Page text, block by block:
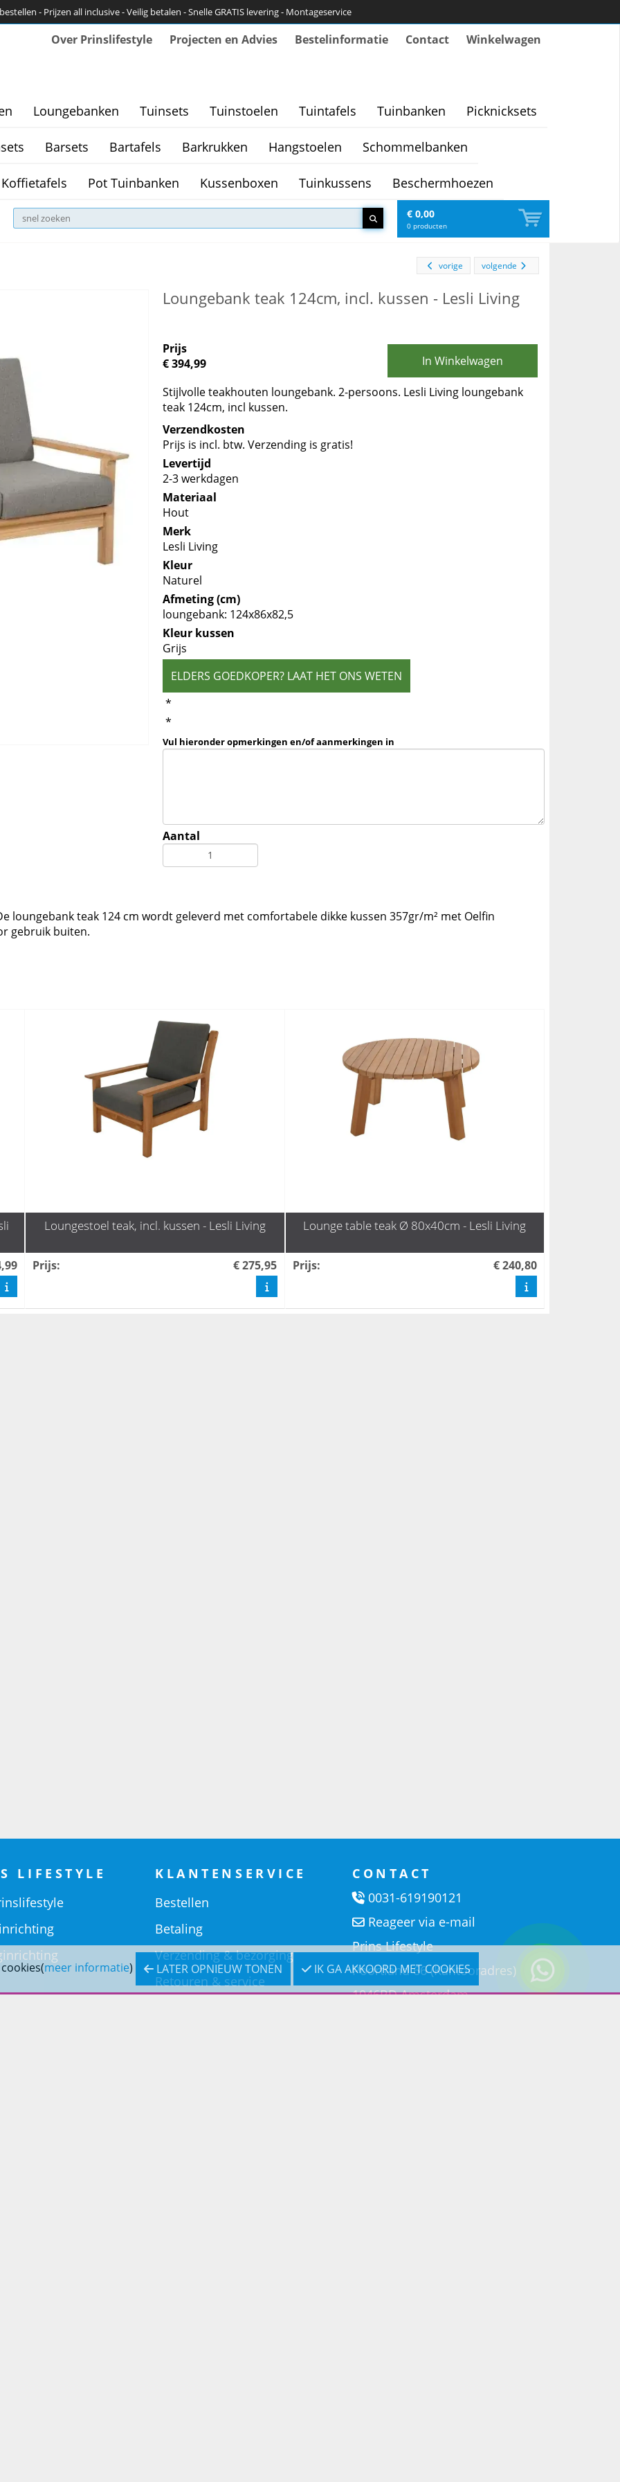
- Prijzen all inclusive - Veilig betalen - Snelle GRATIS levering - Montageservice
Over Prinslifestyle Projecten en Advies Bestelinformatie Contact Winkelwagen
Loungebanken Tuinsets Tuinstoelen Tuintafels Tuinbanken Picknicksets
Barsets Bartafels Barkrukken Hangstoelen Schommelbanken
Koffietafels Pot Tuinbanken Kussenboxen Tuinkussens Beschermhoezen
€ 0,00
0 producten
volgende
vorige
Loungebank teak 124cm, incl. kussen - Lesli Living
Prijs
€ 394,99
In Winkelwagen
Stijlvolle teakhouten loungebank. 2-persoons. Lesli Living loungebank
teak 124cm, incl kussen.
Verzendkosten
Prijs is incl. btw. Verzending is gratis!
Levertijd
2-3 werkdagen
Materiaal
Hout
Merk
Lesli Living
Kleur
Naturel
Afmeting (cm)
loungebank: 124x86x82,5
Kleur kussen
Grijs
ELDERS GOEDKOPER? LAAT HET ONS WETEN
*
*
Vul hieronder opmerkingen en/of aanmerkingen in
Aantal
loungebank teak 124 cm wordt geleverd met comfortabele dikke kussen 357gr/m² met Oelfin
gebruik buiten.
Loungestoel teak, incl. kussen - Lesli Living
Prijs: € 275,95
Lounge table teak Ø 80x40cm - Lesli Living
Prijs: € 240,80
meer informatie) LATER OPNIEUW TONEN IK GA AKKOORD MET COOKIES
LIFESTYLE KLANTENSERVICE
Bestellen
Betaling
Verzending & bezorging
Retouren & service
CONTACT
0031-619190121
Reageer via e-mail
Prins Lifestyle
Poortland 66 (Kantooradres)
1046BD Amsterdam